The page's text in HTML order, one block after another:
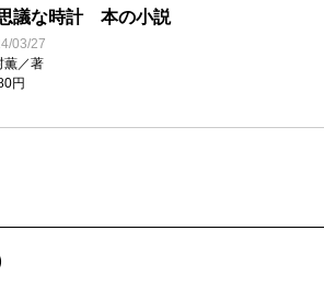
まはもういない岸田今日子の、團
の、芥川龍之介の記憶が息づいて
個人のものだけれど、この本のな
を越え、時代も場所も越えて地下
謎の本探しあり、文豪話あり、東
くり箱のような一冊で、発見に満
議な時計 本の小説
03/27
薫／著
円